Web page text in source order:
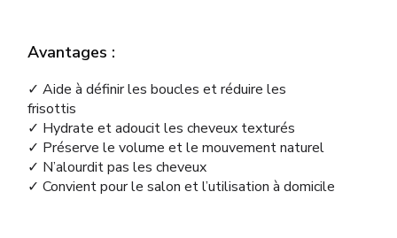
Avantages :
✓ Aide à définir les boucles et réduire les
frisottis
✓ Hydrate et adoucit les cheveux texturés
✓ Préserve le volume et le mouvement naturel
✓ N’alourdit pas les cheveux
✓ Convient pour le salon et l’utilisation à domicile